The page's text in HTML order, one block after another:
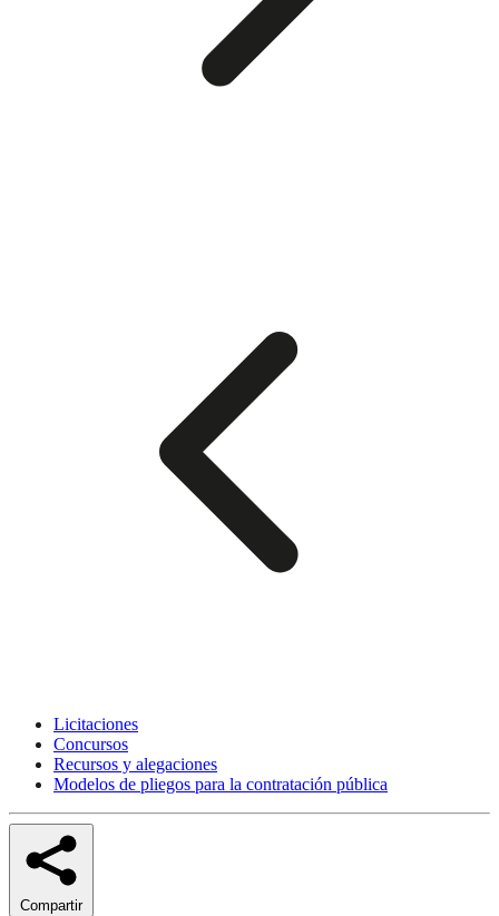
Licitaciones
Concursos
Recursos y alegaciones
Modelos de pliegos para la contratación pública
Compartir